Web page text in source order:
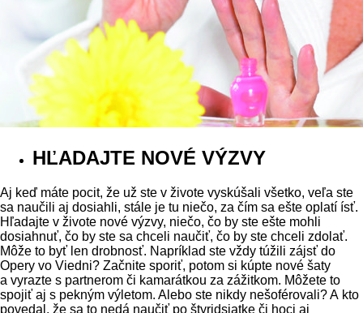
HĽADAJTE NOVÉ VÝZVY
Aj keď máte pocit, že už ste v živote vyskúšali všetko, veľa ste
sa naučili aj dosiahli, stále je tu niečo, za čím sa ešte oplatí ísť.
Hľadajte v živote nové výzvy, niečo, čo by ste ešte mohli
dosiahnuť, čo by ste sa chceli naučiť, čo by ste chceli zdolať.
Môže to byť len drobnosť. Napríklad ste vždy túžili zájsť do
Opery vo Viedni? Začnite sporiť, potom si kúpte nové šaty
a vyrazte s partnerom či kamarátkou za zážitkom. Môžete to
spojiť aj s pekným výletom. Alebo ste nikdy nešoférovali? A kto
povedal, že sa to nedá naučiť po štyridsiatke či hoci aj